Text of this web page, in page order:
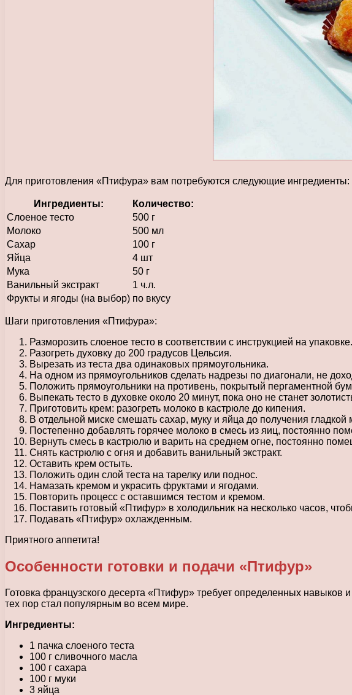
Для приготовления «Птифура» вам потребуются следующие ингредиенты:
Ингредиенты:
Количество:
Слоеное тесто
500 г
Молоко
500 мл
Сахар
100 г
Яйца
4 шт
Мука
50 г
Ванильный экстракт
1 ч.л.
Фрукты и ягоды (на выбор) по вкусу
Шаги приготовления «Птифура»:
Разморозить слоеное тесто в соответствии с инструкцией на упаковке.
Разогреть духовку до 200 градусов Цельсия.
Вырезать из теста два одинаковых прямоугольника.
На одном из прямоугольников сделать надрезы по диагонали, не
Положить прямоугольники на противень, покрытый пергаментной
Выпекать тесто в духовке около 20 минут, пока оно не станет
Приготовить крем: разогреть молоко в кастрюле до кипения.
В отдельной миске смешать сахар, муку и яйца до получения гладкой
Постепенно добавлять горячее молоко в смесь из яиц, постоянно
Вернуть смесь в кастрюлю и варить на среднем огне, постоянно
Снять кастрюлю с огня и добавить ванильный экстракт.
Оставить крем остыть.
Положить один слой теста на тарелку или поднос.
Намазать кремом и украсить фруктами и ягодами.
Повторить процесс с оставшимся тестом и кремом.
Поставить готовый «Птифур» в холодильник на несколько часов,
Подавать «Птифур» охлажденным.
Приятного аппетита!
Особенности готовки и подачи «Птифур»
Готовка французского десерта «Птифур» требует определенных
тех пор стал популярным во всем мире.
Ингредиенты:
1 пачка слоеного теста
100 г сливочного масла
100 г сахара
100 г муки
3 яйца